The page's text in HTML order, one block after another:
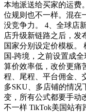
本地派送给买家的运费
位规则也不一样。混在
没竞争力。 4、全球店
店升级新链路之后，发
国家分别设定价模板。
国-跨境，之前设置成
算价效率低，改价更痛
程、尾程、平台佣金、
多SKU、多店铺的情况
变，所有公式都要手动
不一样 TikTok美国站有